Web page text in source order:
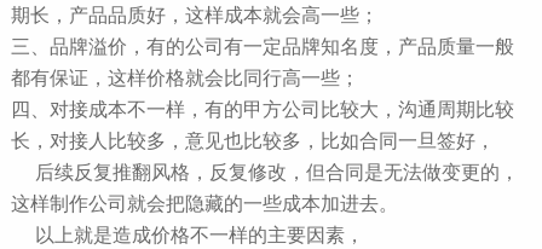
期长，产品品质好，这样成本就会高一些；
三、品牌溢价，有的公司有一定品牌知名度，产品质量一般
都有保证，这样价格就会比同行高一些；
四、对接成本不一样，有的甲方公司比较大，沟通周期比较
长，对接人比较多，意见也比较多，比如合同一旦签好，
后续反复推翻风格，反复修改，但合同是无法做变更的，
这样制作公司就会把隐藏的一些成本加进去。
以上就是造成价格不一样的主要因素，